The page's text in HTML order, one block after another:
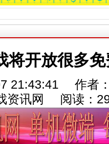
将开放很多
21:43:41 作者
资讯网 阅读：